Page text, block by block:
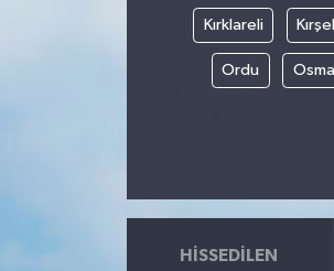
Kırklareli
Ordu
HISSEDILEN